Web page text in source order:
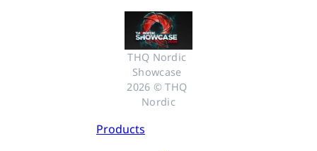
THQ Nordic
Showcase
2026 © THQ
Nordic
Products